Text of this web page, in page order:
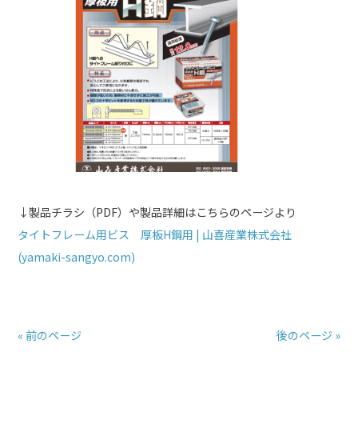
↓製品チラシ（PDF）や製品詳細はこちらのページより
タイトフレーム用ビス 厚板H鋼用 | 山喜産業株式会社
(yamaki-sangyo.com)
« 前のページ 後のページ »